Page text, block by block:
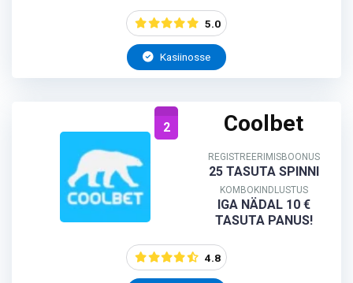
5.0
Kasiinosse
2 Coolbet
REGISTREERIMISBOONUS
25 TASUTA SPINNI
KOMBOKINDLUSTUS
IGA NÄDAL 10 €
TASUTA PANUS!
4.8